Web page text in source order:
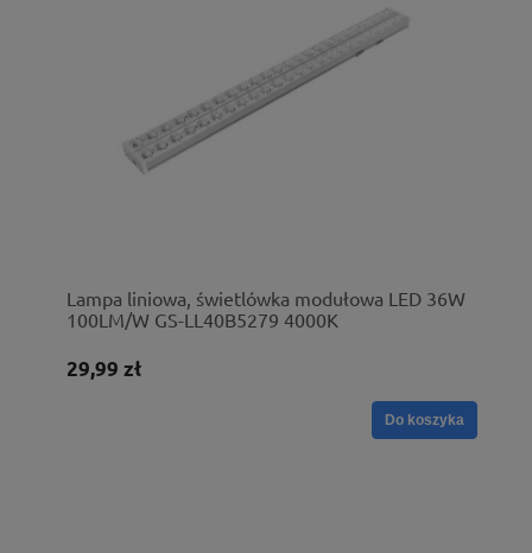
Lampa liniowa, świetlówka modułowa LED 36W
100LM/W GS-LL40B5279 4000K
29,99 zł
Do koszyka